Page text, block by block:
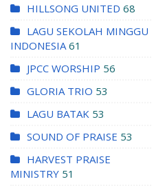
HILLSONG UNITED 68
LAGU SEKOLAH MINGGU
INDONESIA 61
JPCC WORSHIP 56
GLORIA TRIO 53
LAGU BATAK 53
SOUND OF PRAISE 53
HARVEST PRAISE
MINISTRY 51